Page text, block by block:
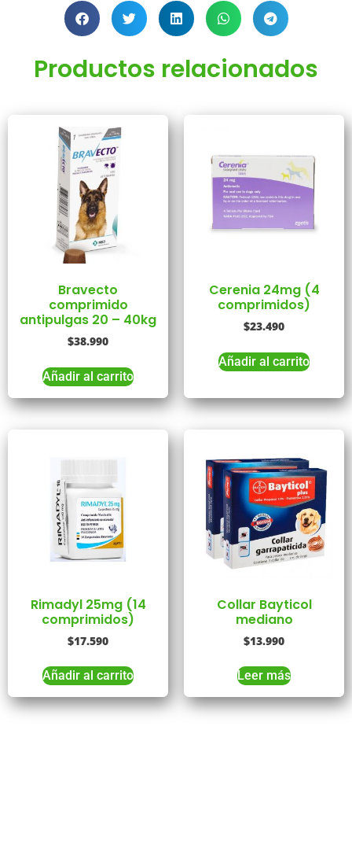
Productos relacionados
Bravecto
comprimido
antipulgas 20 – 40kg
$38.990
Añadir al carrito
Cerenia 24mg (4
comprimidos)
$23.490
Añadir al carrito
Rimadyl 25mg (14
comprimidos)
$17.590
Añadir al carrito
Collar Bayticol
mediano
$13.990
Leer más